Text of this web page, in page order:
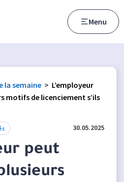
Menu
la semaine > L’employeur
motifs de licenciement s’ils
30.05.2025
peut